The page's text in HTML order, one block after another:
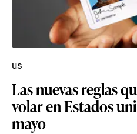
Las nuevas reglas
volar en Estados
mayo
us